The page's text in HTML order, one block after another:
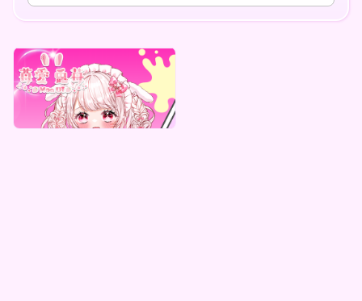
苺愛兎苺
苺愛兎苺 1.5周年記念デジタルBOX(全10種)
最低価格
1,000